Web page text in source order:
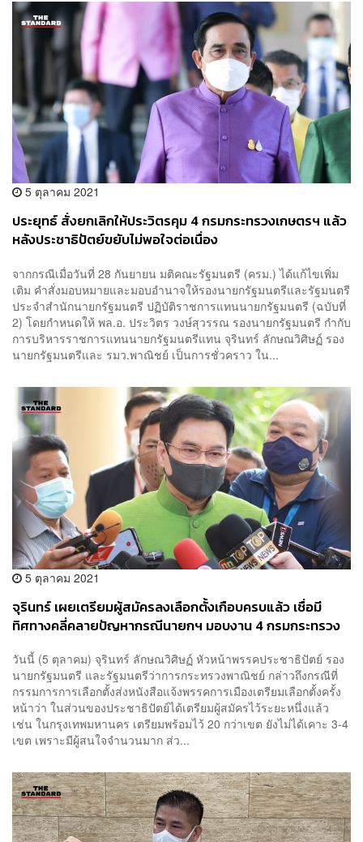
5 ตุลาคม 2021
ประยุทธ์ สั่งยกเลิกให้ประวิตรคุม 4 กรมกระทรวงเกษตรฯ แล้ว
หลังประชาธิปัตย์ขยับไม่พอใจต่อเนื่อง
จากกรณีเมื่อวันที่ 28 กันยายน มติคณะรัฐมนตรี (ครม.) ได้แก้ไขเพิ่ม
เติม คำสั่งมอบหมายและมอบอำนาจให้รองนายกรัฐมนตรีและรัฐมนตรี
ประจำสำนักนายกรัฐมนตรี ปฏิบัติราชการแทนนายกรัฐมนตรี (ฉบับที่
2) โดยกำหนดให้ พล.อ. ประวิตร วงษ์สุวรรณ รองนายกรัฐมนตรี กำกับ
การบริหารราชการแทนนายกรัฐมนตรีแทน จุรินทร์ ลักษณวิศิษฏ์ รอง
นายกรัฐมนตรีและ รมว.พาณิชย์ เป็นการชั่วคราว ใน...
5 ตุลาคม 2021
จุรินทร์ เผยเตรียมผู้สมัครลงเลือกตั้งเกือบครบแล้ว เชื่อมี
ทิศทางคลี่คลายปัญหากรณีนายกฯ มอบงาน 4 กรมกระทรวง
วันนี้ (5 ตุลาคม) จุรินทร์ ลักษณวิศิษฏ์ หัวหน้าพรรคประชาธิปัตย์ รอง
นายกรัฐมนตรี และรัฐมนตรีว่าการกระทรวงพาณิชย์ กล่าวถึงกรณีที่
กรรมการการเลือกตั้งส่งหนังสือแจ้งพรรคการเมืองเตรียมเลือกตั้งครั้ง
หน้าว่า ในส่วนของประชาธิปัตย์ได้เตรียมผู้สมัครไว้ระยะหนึ่งแล้ว
เช่น ในกรุงเทพมหานคร เตรียมพร้อมไว้ 20 กว่าเขต ยังไม่ได้เคาะ 3-4
เขต เพราะมีผู้สนใจจำนวนมาก ส่ว...